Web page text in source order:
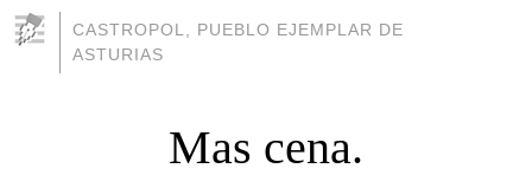
CASTROPOL, PUEBLO EJEMPLAR DE
ASTURIAS
Mas cena.